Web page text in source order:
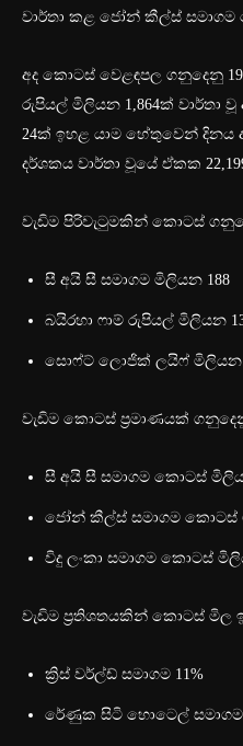
වාර්තා කළ ජෝන් කීල්ස් සමාගම
අද කොටස් වෙළඳපල ගනුදෙනු
රුපියල් මිලියන 1,864ක් වාර්තා
24ක් ඉහළ යාම හේතුවෙන්
දර්ශකය වාර්තා වූයේ ඒකක
වැඩිම පිරිවැටුමකින් කොටස්
සී අයි සී සමාගම මිලියන 188
බයිරහා ෆාම් රුපියල් මිලියන
සොෆ්ට් ලොජික් ලයිෆ් මිලියන
වැඩිම කොටස් ප්‍රමාණයක්
සී අයි සී සමාගම කොටස්
ජෝන් කීල්ස් සමාගම කොටස්
විදු ලංකා සමාගම කොටස්
වැඩිම ප්‍රතිශතයකින් කොටස් මිල
ක්‍රිස් වර්ල්ඩ් සමාගම 11%
රේණුක සිටි හොටෙල් සමාගම